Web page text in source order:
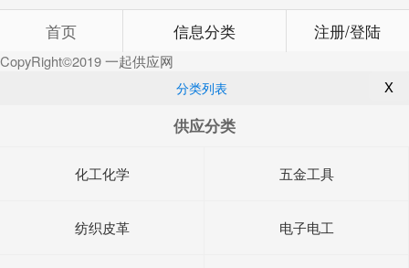
首页 信息分类 注册/登陆
CopyRight©2019一起供应网
分类列表 X
供应分类
化工化学 五金工具
纺织皮革 电子电工